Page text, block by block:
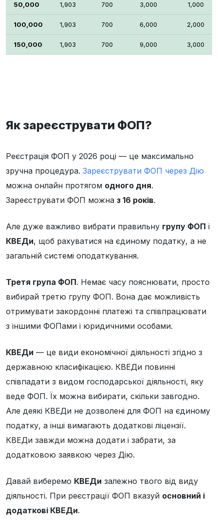
50,000 1,903 700 3,000 1,000
100,000 1,903 700 6,000 2,000
150,000 1,903 700 9,000 3,000
Як зареєструвати ФОП?
Реєстрація ФОП у 2026 році — це максимально
зручна процедура. Зареєструвати ФОП через Дію
можна онлайн протягом одного дня.
Зареєструвати ФОП можна з 16 років.
Але дуже важливо вибрати правильну групу ФОП і
КВЕДи, щоб рахуватися на єдиному податку, а не
загальній системі оподаткування.
Третя група ФОП. Немає часу пояснювати, просто
вибирай третю групу ФОП. Вона дає можливість
отримувати закордонні платежі та співпрацювати
з іншими ФОПами і юридичними особами.
КВЕДи — це види економічної діяльності згідно з
державною класифікацією. КВЕДи повинні
співпадати з видом господарської діяльності, яку
веде ФОП. Їх можна вибирати, скільки завгодно.
Але деякі КВЕДи не дозволені для ФОП на єдиному
податку, а інші вимагають додаткові ліцензії.
КВЕДи завжди можна додати і забрати, за
додатковою заявкою через Дію.
Давай виберемо КВЕДи залежно твого від виду
діяльності. При реєстрації ФОП вказуй основний і
додаткові КВЕДи.